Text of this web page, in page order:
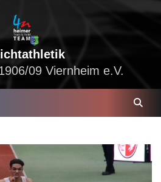
09 Viernheim e.V.